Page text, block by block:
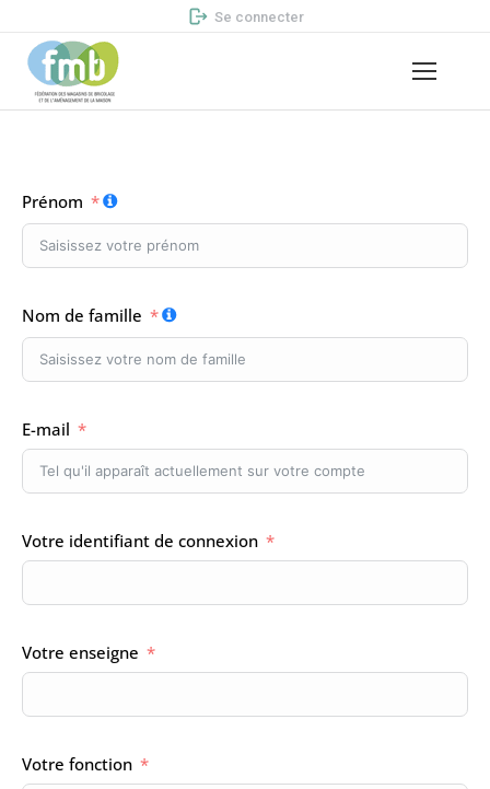
Se connecter
Prénom
Nom de famille
E-mail
Votre identifiant de connexion
Votre enseigne
Votre fonction